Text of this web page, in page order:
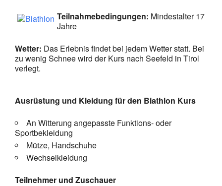
Teilnahmebedingungen: Mindestalter 17
Jahre
Wetter: Das Erlebnis findet bei jedem Wetter statt. Bei
zu wenig Schnee wird der Kurs nach Seefeld in Tirol
verlegt.
Ausrüstung und Kleidung für den Biathlon Kurs
An Witterung angepasste Funktions- oder
Sportbekleidung
Mütze, Handschuhe
Wechselkleidung
Teilnehmer und Zuschauer